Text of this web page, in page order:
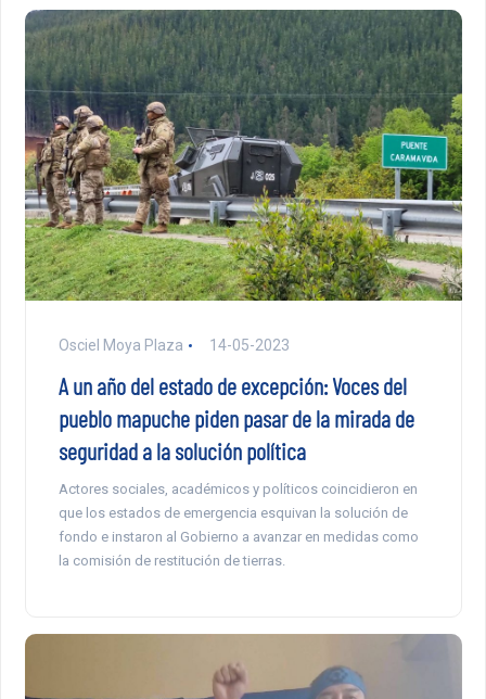
Osciel Moya Plaza 14-05-2023
A un año del estado de excepción: Voces del
pueblo mapuche piden pasar de la mirada de
seguridad a la solución política
Actores sociales, académicos y políticos coincidieron en
que los estados de emergencia esquivan la solución de
fondo e instaron al Gobierno a avanzar en medidas como
la comisión de restitución de tierras.